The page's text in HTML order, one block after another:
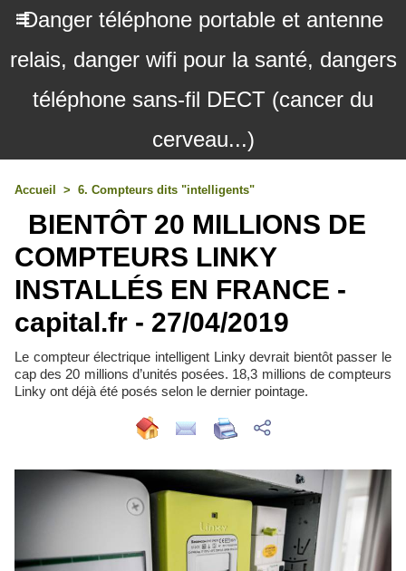
Danger téléphone portable et antenne
relais, danger wifi pour la santé, dangers
téléphone sans-fil DECT (cancer du
cerveau...)
Accueil > 6. Compteurs dits "intelligents"
BIENTÔT 20 MILLIONS DE
COMPTEURS LINKY
INSTALLÉS EN FRANCE -
capital.fr - 27/04/2019
Le compteur électrique intelligent Linky devrait bientôt passer le
cap des 20 millions d’unités posées. 18,3 millions de compteurs
Linky ont déjà été posés selon le dernier pointage.